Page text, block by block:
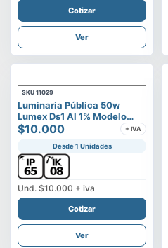
Cotizar
Ver
SKU 11029
Luminaria Pública 50w
Lumex Ds1 Al 1% Modelo
Vega
$10.000 + IVA
Desde 1 Unidades
Und. $10.000 + iva
Cotizar
Ver